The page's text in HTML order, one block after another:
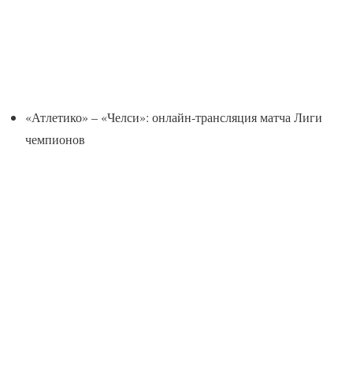
«Атлетико» – «Челси»: онлайн-трансляция матча Лиги
чемпионов